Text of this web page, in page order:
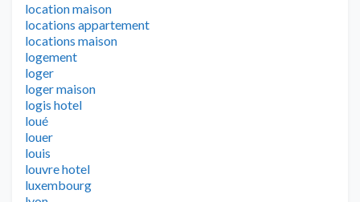
location maison
locations appartement
locations maison
logement
loger
loger maison
logis hotel
loué
louer
louis
louvre hotel
luxembourg